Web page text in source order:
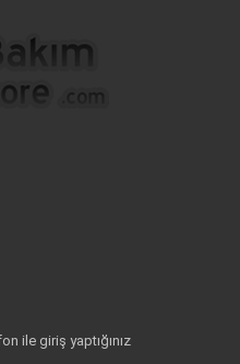
ile giriş yaptığınız